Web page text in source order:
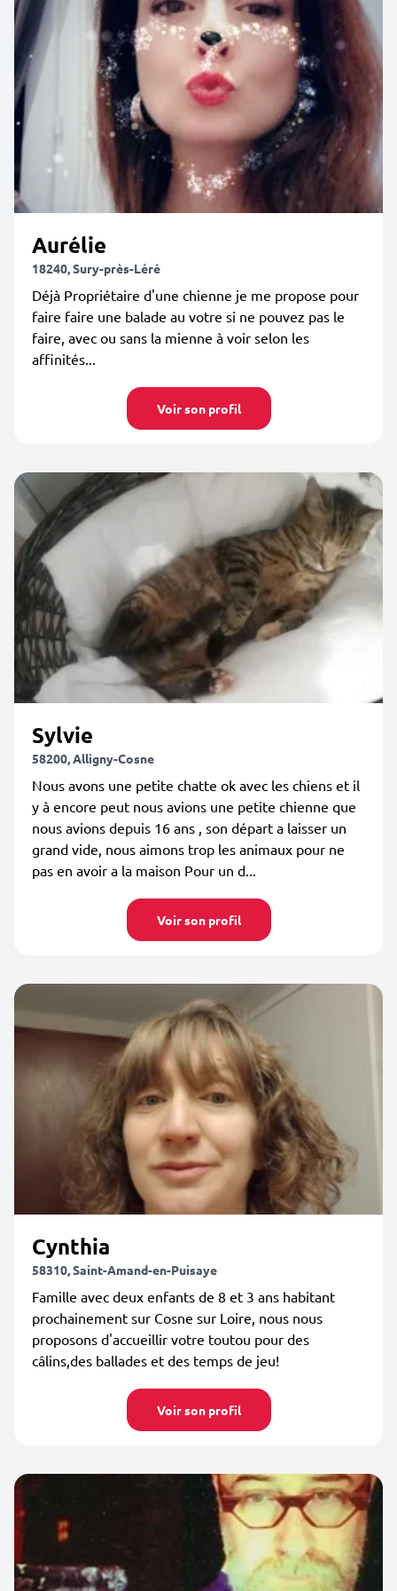
Aurélie
18240, Sury-près-Léré
Déjà Propriétaire d'une chienne je me propose pour
faire faire une balade au votre si ne pouvez pas le
faire, avec ou sans la mienne à voir selon les
affinités...
Voir son profil
Sylvie
58200, Alligny-Cosne
Nous avons une petite chatte ok avec les chiens et il
y à encore peut nous avions une petite chienne que
nous avions depuis 16 ans , son départ a laisser un
grand vide, nous aimons trop les animaux pour ne
pas en avoir a la maison Pour un d...
Voir son profil
Cynthia
58310, Saint-Amand-en-Puisaye
Famille avec deux enfants de 8 et 3 ans habitant
prochainement sur Cosne sur Loire, nous nous
proposons d'accueillir votre toutou pour des
câlins,des ballades et des temps de jeu!
Voir son profil